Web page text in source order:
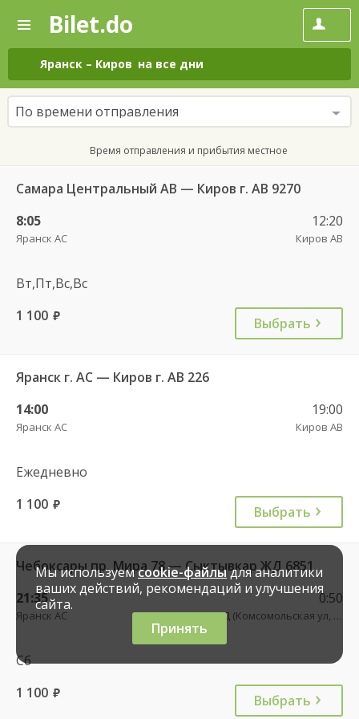
—
Поиск
и
покупка
билетов
на
автобус
онлайн
Bilet.do
Яранск – Киров на все дни
По времени отправления
Время отправления и прибытия местное
Самара Центральный АВ — Киров г. АВ 9270
8:05
Яранск АС
12:20
Киров АВ
Вт,Пт,Вс,Вс
1 100 руб. Выбрать
Яранск г. АС — Киров г. АВ 226
14:00
Яранск АС
19:00
Киров АВ
Ежедневно
1 100 руб. Выбрать
Чебоксары пр. Мира 78 — Сыктывкар ЖД 6851
21:35
Яранск АС
0:50
Киров ЖД (Комсомольская ул, 42)
Сб
1 100 руб. Выбрать
Мы используемcookie-файлыдля аналитики
ваших действий, рекомендаций и улучшения
сайта.
Принять